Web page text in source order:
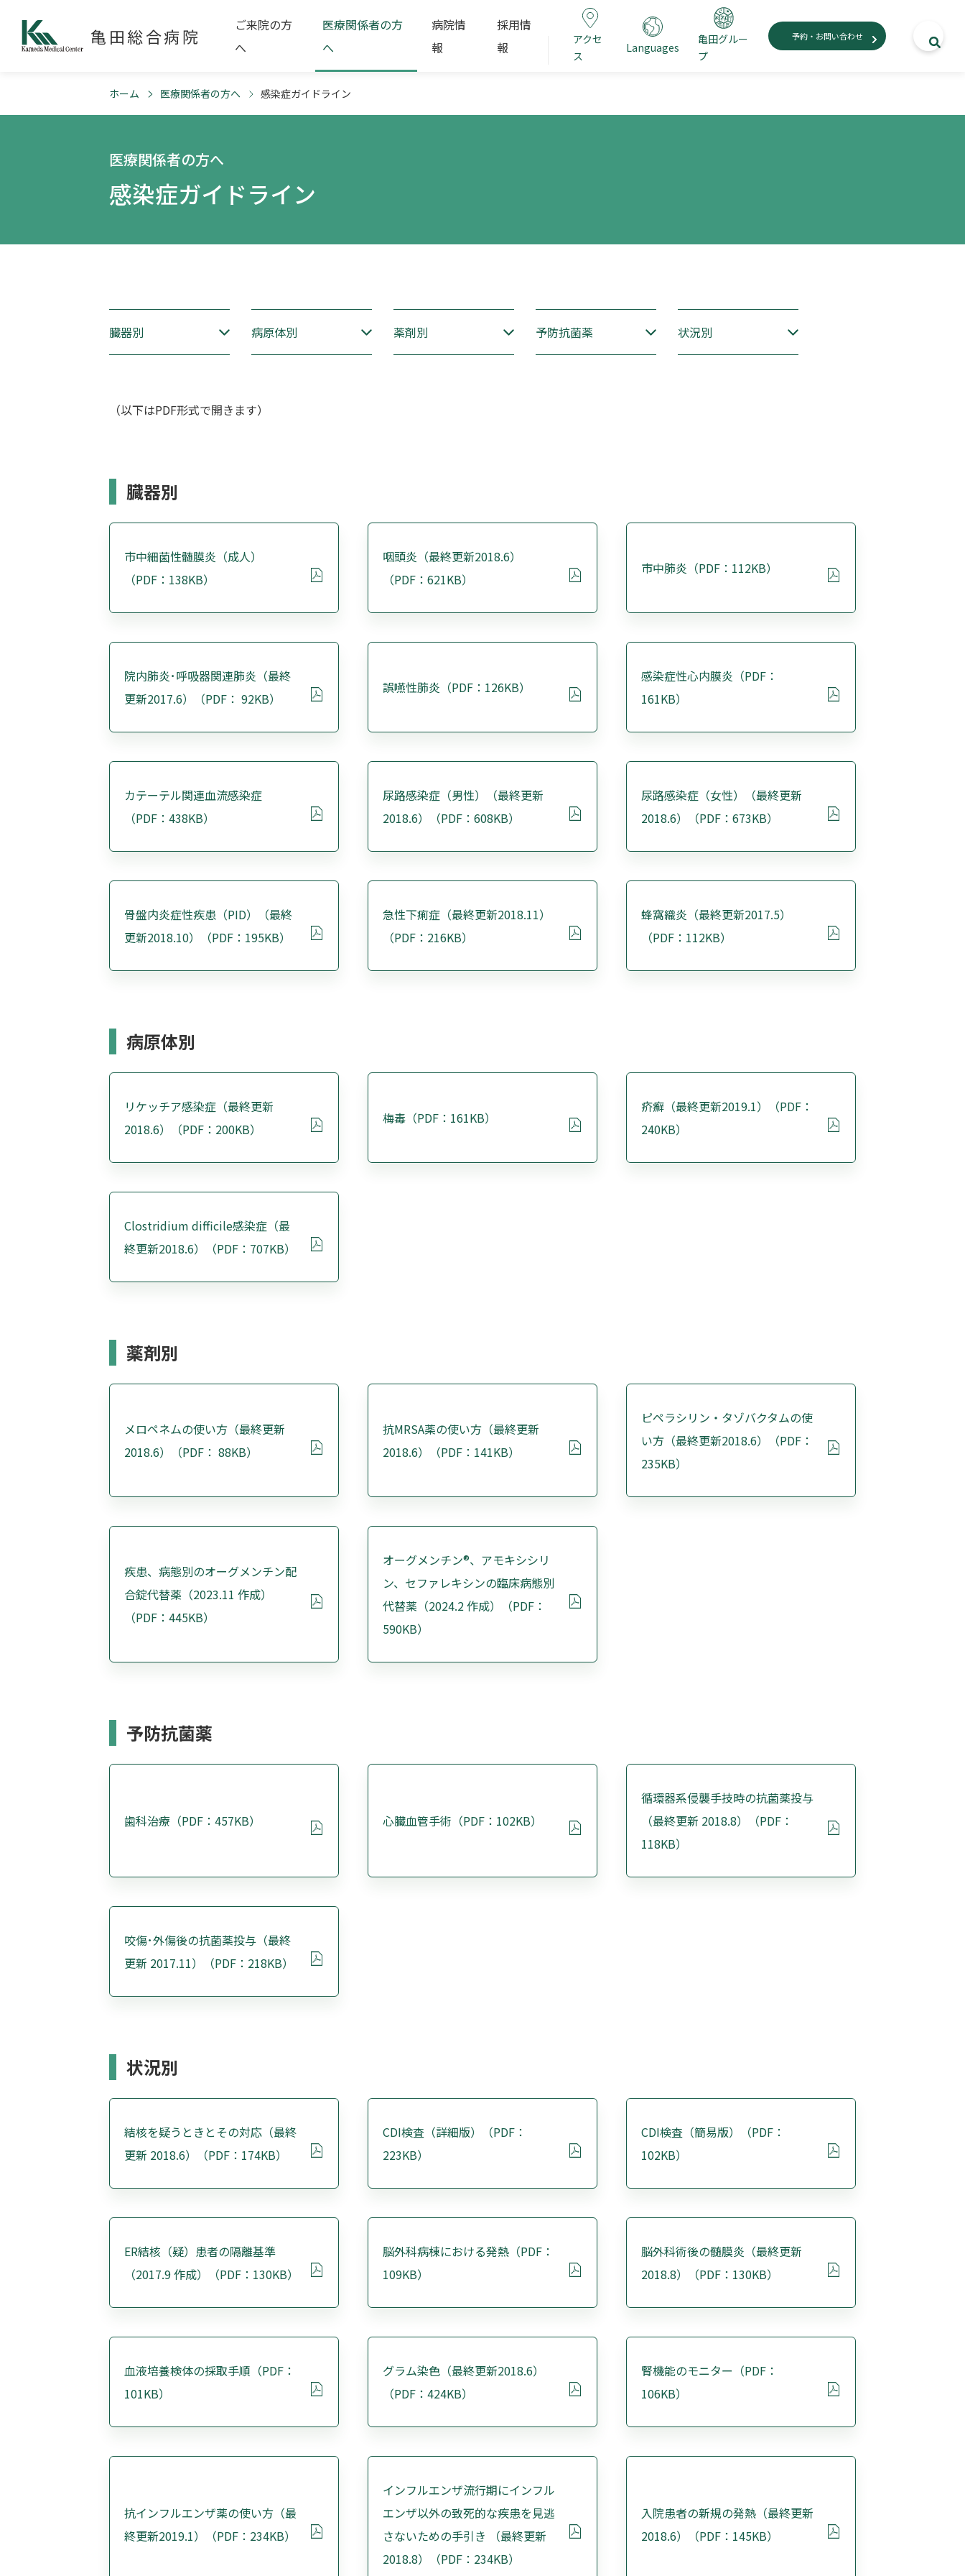
亀田総合病院
ご来院の方
へ
医療関係者の方
へ
病院情
報
採用情
報
アクセ
ス
Languages
亀田グルー
プ
予約・お問い合わせ
ホーム 医療関係者の方へ 感染症ガイドライン
医療関係者の方へ
感染症ガイドライン
臓器別 病原体別 薬剤別 予防抗菌薬 状況別
（以下はPDF形式で開きます）
臓器別
市中細菌性髄膜炎（成人）
（PDF：138KB）
咽頭炎（最終更新2018.6）
（PDF：621KB）
市中肺炎（PDF：112KB）
院内肺炎･呼吸器関連肺炎（最終
更新2017.6）（PDF： 92KB）
誤嚥性肺炎（PDF：126KB）
感染症性心内膜炎（PDF：
161KB）
カテーテル関連血流感染症
（PDF：438KB）
尿路感染症（男性）（最終更新
2018.6）（PDF：608KB）
尿路感染症（女性）（最終更新
2018.6）（PDF：673KB）
骨盤内炎症性疾患（PID）（最終
更新2018.10）（PDF：195KB）
急性下痢症（最終更新2018.11）
（PDF：216KB）
蜂窩織炎（最終更新2017.5）
（PDF：112KB）
病原体別
リケッチア感染症（最終更新
2018.6）（PDF：200KB）
梅毒（PDF：161KB）
疥癬（最終更新2019.1）（PDF：
240KB）
Clostridium difficile感染症（最
終更新2018.6）（PDF：707KB）
薬剤別
メロペネムの使い方（最終更新
2018.6）（PDF： 88KB）
抗MRSA薬の使い方（最終更新
2018.6）（PDF：141KB）
ピペラシリン・タゾバクタムの使
い方（最終更新2018.6）（PDF：
235KB）
疾患、病態別のオーグメンチン配
合錠代替薬（2023.11 作成）
（PDF：445KB）
オーグメンチン®、アモキシシリ
ン、セファレキシンの臨床病態別
代替薬（2024.2 作成）（PDF：
590KB）
予防抗菌薬
歯科治療（PDF：457KB） 心臓血管手術（PDF：102KB）
循環器系侵襲手技時の抗菌薬投与
（最終更新 2018.8）（PDF：
118KB）
咬傷･外傷後の抗菌薬投与（最終
更新 2017.11）（PDF：218KB）
状況別
結核を疑うときとその対応（最終
更新 2018.6）（PDF：174KB）
CDI検査（詳細版）（PDF：
223KB）
CDI検査（簡易版）（PDF：
102KB）
ER結核（疑）患者の隔離基準
（2017.9 作成）（PDF：130KB）
脳外科病棟における発熱（PDF：
109KB）
脳外科術後の髄膜炎（最終更新
2018.8）（PDF：130KB）
血液培養検体の採取手順（PDF：
101KB）
グラム染色（最終更新2018.6）
（PDF：424KB）
腎機能のモニター（PDF：
106KB）
抗インフルエンザ薬の使い方（最
終更新2019.1）（PDF：234KB）
インフルエンザ流行期にインフル
エンザ以外の致死的な疾患を見逃
さないための手引き （最終更新
2018.8）（PDF：234KB）
入院患者の新規の発熱（最終更新
2018.6）（PDF：145KB）